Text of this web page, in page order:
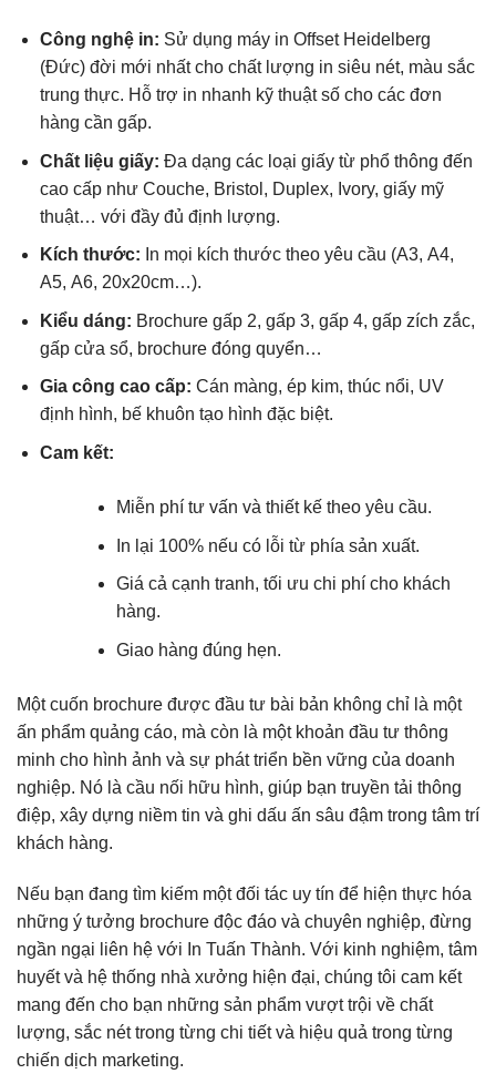
Công nghệ in: Sử dụng máy in Offset Heidelberg
(Đức) đời mới nhất cho chất lượng in siêu nét, màu sắc
trung thực. Hỗ trợ in nhanh kỹ thuật số cho các đơn
hàng cần gấp.
Chất liệu giấy: Đa dạng các loại giấy từ phổ thông đến
cao cấp như Couche, Bristol, Duplex, Ivory, giấy mỹ
thuật… với đầy đủ định lượng.
Kích thước: In mọi kích thước theo yêu cầu (A3, A4,
A5, A6, 20x20cm…).
Kiểu dáng: Brochure gấp 2, gấp 3, gấp 4, gấp zích zắc,
gấp cửa sổ, brochure đóng quyển…
Gia công cao cấp: Cán màng, ép kim, thúc nổi, UV
định hình, bế khuôn tạo hình đặc biệt.
Cam kết:
Miễn phí tư vấn và thiết kế theo yêu cầu.
In lại 100% nếu có lỗi từ phía sản xuất.
Giá cả cạnh tranh, tối ưu chi phí cho khách
hàng.
Giao hàng đúng hẹn.
Một cuốn brochure được đầu tư bài bản không chỉ là một
ấn phẩm quảng cáo, mà còn là một khoản đầu tư thông
minh cho hình ảnh và sự phát triển bền vững của doanh
nghiệp. Nó là cầu nối hữu hình, giúp bạn truyền tải thông
điệp, xây dựng niềm tin và ghi dấu ấn sâu đậm trong tâm trí
khách hàng.
Nếu bạn đang tìm kiếm một đối tác uy tín để hiện thực hóa
những ý tưởng brochure độc đáo và chuyên nghiệp, đừng
ngần ngại liên hệ với In Tuấn Thành. Với kinh nghiệm, tâm
huyết và hệ thống nhà xưởng hiện đại, chúng tôi cam kết
mang đến cho bạn những sản phẩm vượt trội về chất
lượng, sắc nét trong từng chi tiết và hiệu quả trong từng
chiến dịch marketing.